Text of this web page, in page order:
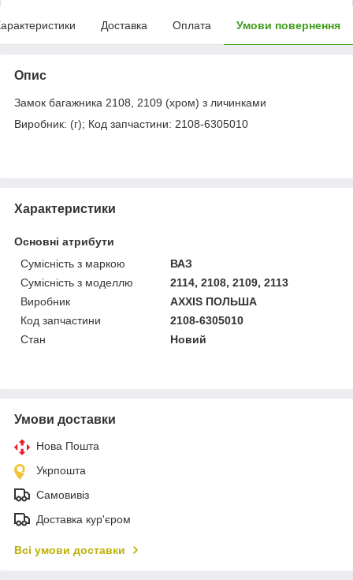
Доставка Оплата Умови повернення
Опис
Замок багажника 2108, 2109 (хром) з личинками
Виробник: (г); Код запчастини: 2108-6305010
Характеристики
Основні атрибути
Сумісність з маркою
ВАЗ
Сумісність з моделлю
2114, 2108, 2109, 2113
Виробник
AXXIS ПОЛЬША
Код запчастини
2108-6305010
Стан
Новий
Умови доставки
Нова Пошта
Укрпошта
Самовивіз
Доставка кур'єром
Всі умови доставки